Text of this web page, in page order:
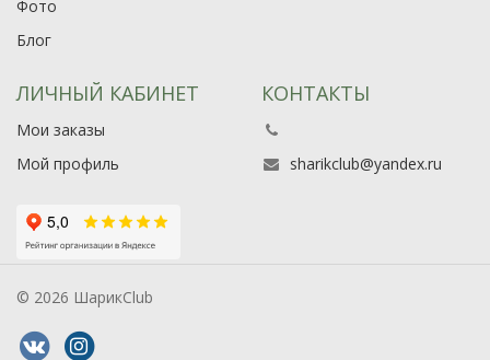
Фото
Блог
ЛИЧНЫЙ КАБИНЕТ
Мои заказы
Мой профиль
КОНТАКТЫ
sharikclub@yandex.ru
© 2026 ШарикClub